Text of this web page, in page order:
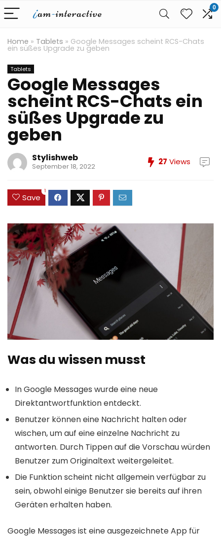
0
Home » Tablets » Google Messages scheint RCS-Chats
ein süßes Upgrade zu geben
Tablets
Google Messages
scheint RCS-Chats ein
süßes Upgrade zu
geben
Stylishweb
September 18, 2022 27 Views
Save
1
Was du wissen musst
In Google Messages wurde eine neue
Direktantwortfunktion entdeckt.
Benutzer können eine Nachricht halten oder
wischen, um auf eine einzelne Nachricht zu
antworten. Durch Tippen auf die Vorschau würden
Benutzer zum Originaltext weitergeleitet.
Die Funktion scheint nicht allgemein verfügbar zu
sein, obwohl einige Benutzer sie bereits auf ihren
Geräten erhalten haben.
Google Messages ist eine ausgezeichnete App für